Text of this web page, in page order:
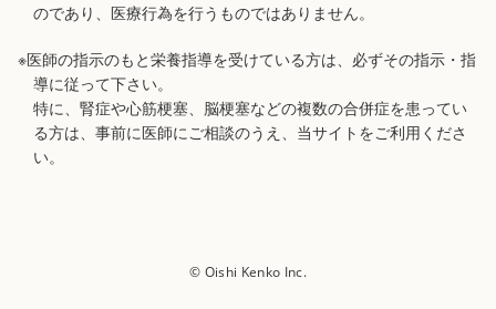
のであり、医療行為を行うものではありません。
※医師の指示のもと栄養指導を受けている方は、必ずその指示・指
導に従って下さい。
特に、腎症や心筋梗塞、脳梗塞などの複数の合併症を患ってい
る方は、事前に医師にご相談のうえ、当サイトをご利用くださ
い。
© Oishi Kenko Inc.